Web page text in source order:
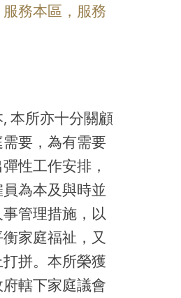
務本區，服務
本所亦十分關顧
需要，為有需要
性工作安排，
為本及與時並
管理措施，以
家庭福祉，又
拼。本所榮獲
轄下家庭議會